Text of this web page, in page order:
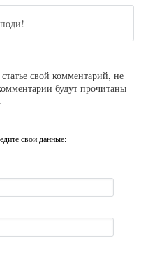
свой комментарий, не
будут прочитаны
.
свои данные: